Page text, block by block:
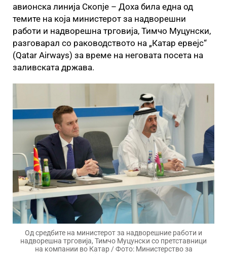
авионска линија Скопје – Доха била една од
темите на која министерот за надворешни
работи и надворешна трговија, Тимчо Муцунски,
разговарал со раководството на „Катар ервејс“
(Qatar Airways) за време на неговата посета на
заливската држава.
Од средбите на министерот за надворешние работи и
надворешна трговија, Тимчо Муцунски со претставници
на компании во Катар / Фото: Министерство за